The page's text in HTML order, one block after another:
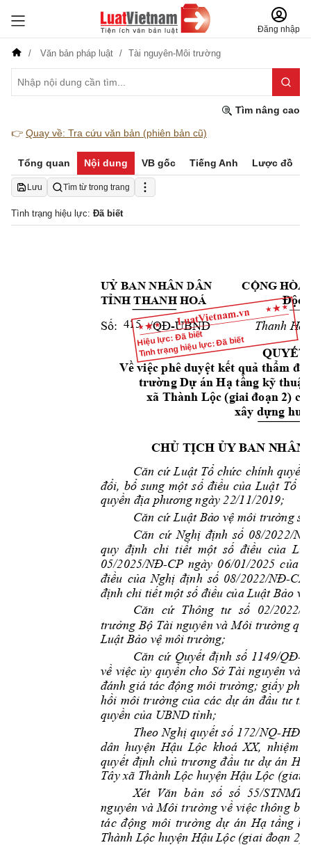
Đăng nhập
Văn bản pháp luật Tài nguyên-Môi trường
Tìm nâng cao
👉 Quay về: Tra cứu văn bản (phiên bản cũ)
Tổng quan Nội dung VB gốc Tiếng Anh Lược đồ
Lưu Tìm từ trong trang
Tình trạng hiệu lực: Đã biết
Hiệu lực: Đã biết
Tình trạng hiệu lực: Đã biết
UỶ BAN NHÂN DÂN
          CỘNG HÒA
TỈNH THANH HOÁ
Độc
Số: /QĐ-UBND Thanh H
kết quả thẩm
Về việc phê duyệt
trường Dự án Hạ tầng kỹ thuật
xã Thành Lộc (giai đoạn 2)
xây dựng
CHỦ TỊCH ỦY BAN NHÂN
Căn cứ Luật Tổ chức chính quyền
đổi, bổ sung một số điều của Luật Tổ
quyền địa phương ngày 22/11/2019;
Căn cứ Luật Bảo vệ môi trường
Căn cứ Nghị định số 08/2022/NĐ
quy định chi tiết một số điều của
05/2025/NĐ-CP ngày 06/01/2025 của
điều của Nghị định số 08/2022/NĐ-CP
định chi tiết một số điều của Luật Bảo
Căn cứ Thông tư số 02/2022/
trưởng Bộ Tài nguyên và Môi trường
Luật Bảo vệ môi trường;
Căn cứ Quyết định số 1149/QĐ-
về việc ủy quyền cho Sở Tài nguyên và
đánh giá tác động môi trường; giấy
hồi môi trường của các dự án đầu tư
quyền của UBND tỉnh;
Theo Nghị quyết số 172/NQ-
dân huyện Hậu Lộc khoá XX, nhiệm
quyết định chủ trương đầu tư dự án Hạ
Tây xã Thành Lộc huyện Hậu Lộc (giai
Xét Văn bản số số 55/
nguyên và Môi trường về việc thông b
tác động môi trường dự án Hạ tầng
Thành Lộc huyện Hậu Lộc (giai đoạn 2)
415